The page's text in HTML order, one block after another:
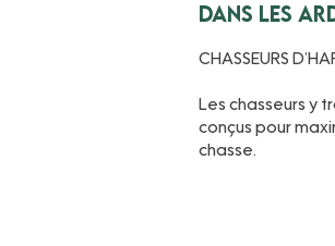
dans les
CHASSEURS
Les chasseurs y
conçus pour
chasse.